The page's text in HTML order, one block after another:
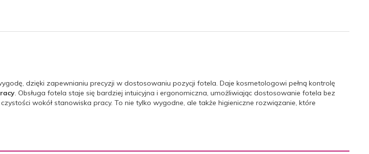
dzięki zapewnianiu precyzji w dostosowaniu pozycji fotela. Daje kosmetologowi pełną kontrolę
. Obsługa fotela staje się bardziej intuicyjna i ergonomiczna, umożliwiając dostosowanie fotela bez
wokół stanowiska pracy. To nie tylko wygodne, ale także higieniczne rozwiązanie, które